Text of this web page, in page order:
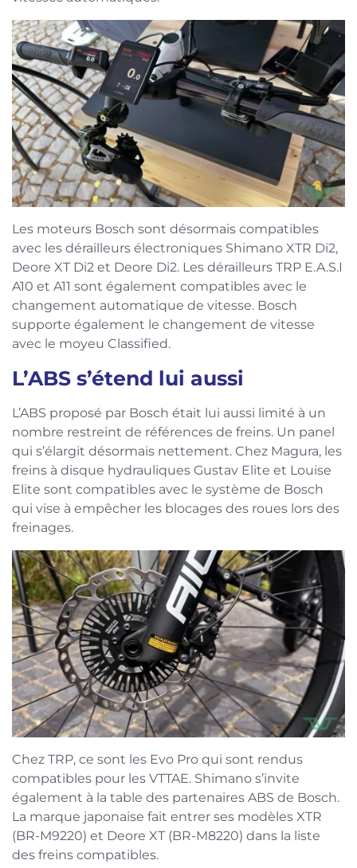
Les moteurs Bosch sont désormais compatibles
avec les dérailleurs électroniques Shimano XTR Di2,
Deore XT Di2 et Deore Di2. Les dérailleurs TRP E.A.S.I
A10 et A11 sont également compatibles avec le
changement automatique de vitesse. Bosch
supporte également le changement de vitesse
avec le moyeu Classified.
L’ABS s’étend lui aussi
L’ABS proposé par Bosch était lui aussi limité à un
nombre restreint de références de freins. Un panel
qui s’élargit désormais nettement. Chez Magura, les
freins à disque hydrauliques Gustav Elite et Louise
Elite sont compatibles avec le système de Bosch
qui vise à empêcher les blocages des roues lors des
freinages.
Chez TRP, ce sont les Evo Pro qui sont rendus
compatibles pour les VTTAE. Shimano s’invite
également à la table des partenaires ABS de Bosch.
La marque japonaise fait entrer ses modèles XTR
(BR-M9220) et Deore XT (BR-M8220) dans la liste
des freins compatibles.